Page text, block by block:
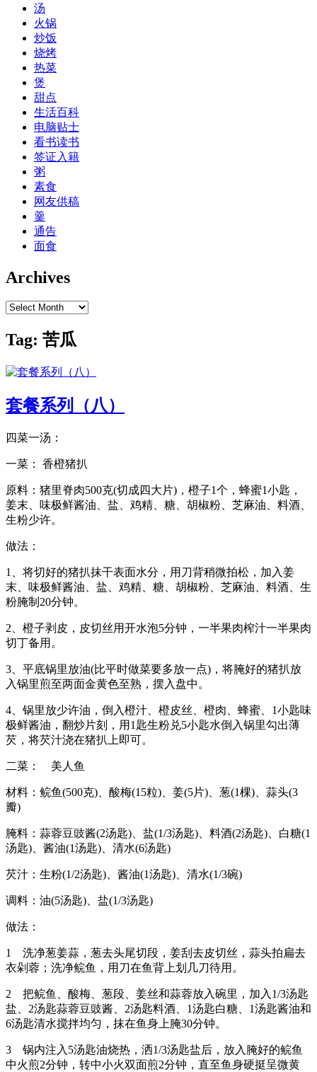
汤
火锅
炒饭
烧烤
热菜
煲
甜点
生活百科
电脑贴士
看书读书
签证入籍
粥
素食
网友供稿
羹
通告
面食
Archives
Archives
Tag: 苦瓜
套餐系列（八）
四菜一汤：
一菜： 香橙猪扒
原料：猪里脊肉500克(切成四大片)，橙子1个，蜂蜜1小匙，
姜末、味极鲜酱油、盐、鸡精、糖、胡椒粉、芝麻油、料酒、
生粉少许。
做法：
1、将切好的猪扒抹干表面水分，用刀背稍微拍松，加入姜
末、味极鲜酱油、盐、鸡精、糖、胡椒粉、芝麻油、料酒、生
粉腌制20分钟。
2、橙子剥皮，皮切丝用开水泡5分钟，一半果肉榨汁一半果肉
切丁备用。
3、平底锅里放油(比平时做菜要多放一点)，将腌好的猪扒放
入锅里煎至两面金黄色至熟，摆入盘中。
4、锅里放少许油，倒入橙汁、橙皮丝、橙肉、蜂蜜、1小匙味
极鲜酱油，翻炒片刻，用1匙生粉兑5小匙水倒入锅里勾出薄
芡，将芡汁浇在猪扒上即可。
二菜： 美人鱼
材料：鲩鱼(500克)、酸梅(15粒)、姜(5片)、葱(1棵)、蒜头(3
瓣)
腌料：蒜蓉豆豉酱(2汤匙)、盐(1/3汤匙)、料酒(2汤匙)、白糖(1
汤匙)、酱油(1汤匙)、清水(6汤匙)
芡汁：生粉(1/2汤匙)、酱油(1汤匙)、清水(1/3碗)
调料：油(5汤匙)、盐(1/3汤匙)
做法：
1 洗净葱姜蒜，葱去头尾切段，姜刮去皮切丝，蒜头拍扁去
衣剁蓉；洗净鲩鱼，用刀在鱼背上划几刀待用。
2 把鲩鱼、酸梅、葱段、姜丝和蒜蓉放入碗里，加入1/3汤匙
盐、2汤匙蒜蓉豆豉酱、2汤匙料酒、1汤匙白糖、1汤匙酱油和
6汤匙清水搅拌均匀，抹在鱼身上腌30分钟。
3 锅内注入5汤匙油烧热，洒1/3汤匙盐后，放入腌好的鲩鱼
中火煎2分钟，转中小火双面煎2分钟，直至鱼身硬挺呈微黄